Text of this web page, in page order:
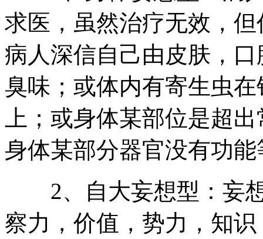
求医，虽然治疗无效，
病人深信自己由皮肤，
臭味；或体内有寄生虫
上；或身体某部位是超
身体某部分器官没有功能
2、自大妄想型：妄想
察力，价值，势力，知